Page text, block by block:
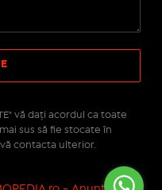
vă daţi acordul ca toate
sus să fie stocate în
contacta ulterior.